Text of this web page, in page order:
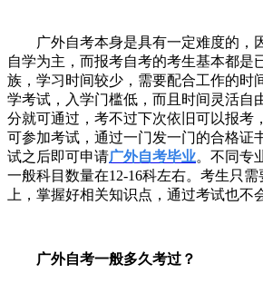
广外自考本身是具有一定难度的，
自学为主，而报考自考的考生基本都是
族，学习时间较少，需要配合工作的时
学考试，入学门槛低，而且时间灵活自
分就可通过，考不过下次依旧可以报考
可参加考试，通过一门发一门的合格证
试之后即可申请广外自考毕业。不同专
一般科目数量在12-16科左右。考生只需
上，掌握好相关知识点，通过考试也不
广外自考一般多久考过？